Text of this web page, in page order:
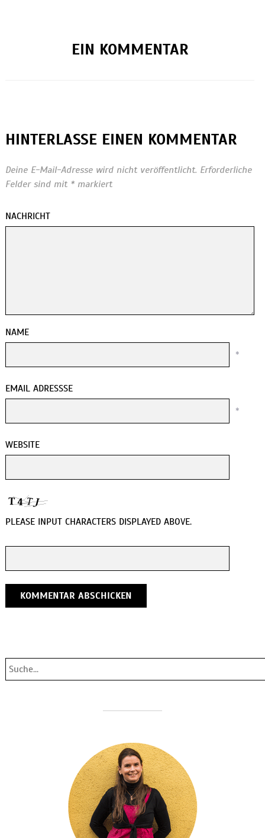
EIN KOMMENTAR
HINTERLASSE EINEN KOMMENTAR
Deine E-Mail-Adresse wird nicht veröffentlicht. Erforderliche
Felder sind mit *markiert
NACHRICHT
NAME
*
EMAIL ADRESSSE
*
WEBSITE
PLEASE INPUT CHARACTERS DISPLAYED ABOVE.